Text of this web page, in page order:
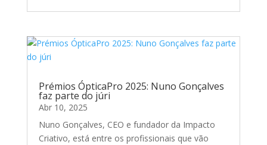
Prémios ÓpticaPro 2025: Nuno Gonçalves
faz parte do júri
Abr 10, 2025
Nuno Gonçalves, CEO e fundador da Impacto
Criativo, está entre os profissionais que vão